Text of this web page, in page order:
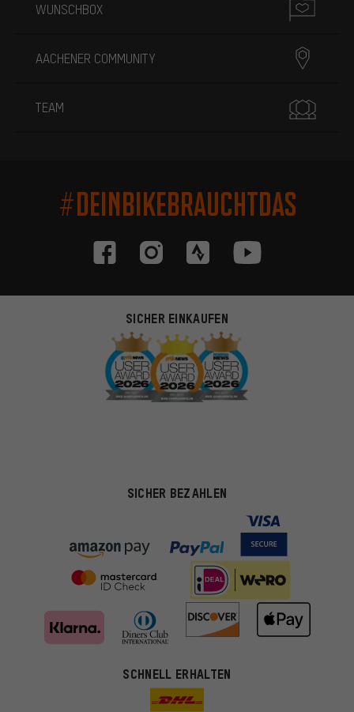
WUNSCHBOX
AACHENER COMMUNITY
TEAM
#DEINBIKEBRAUCHTDAS
SICHER EINKAUFEN
SICHER BEZAHLEN
SCHNELL ERHALTEN